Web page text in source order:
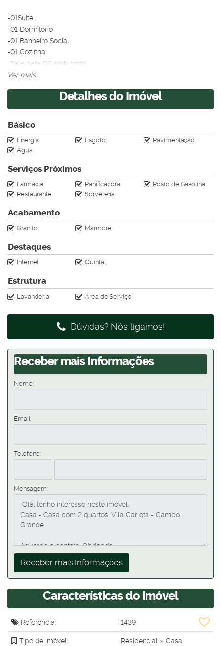
-01Suite
-01 Dormitório
-01 Banheiro Social
-01 Cozinha
-Sala para 02 ambientes
-Lavanderia
Ótima Localização, próximo a principais vias do bairro,
supermercados.
Agende agora mesmo sua visita!
Kalves Imóveis, seu sonho é nosso compromisso!
(67)9.9161-8204
Ver mais...
Detalhes do Imóvel
Básico
Energia Esgoto
Pavimentação
Água
Serviços Próximos
Farmácia Panificadora
Posto de Gasolina
Restaurante
Sorveteria
Acabamento
Granito Mármore
Destaques
Internet Quintal
Estrutura
Lavanderia Área de Serviço
Dúvidas? Nós ligamos!
Receber mais Informações
Nome:
Email:
Telefone:
Mensagem:
Características do Imóvel
Referência: 1439
Tipo de Imóvel: Residencial » Casa